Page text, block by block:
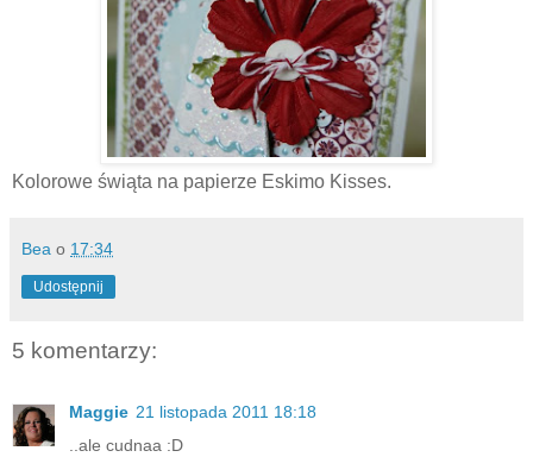
Kolorowe świąta na papierze Eskimo Kisses.
Bea o 17:34
Udostępnij
5 komentarzy:
Maggie 21 listopada 2011 18:18
..ale cudnaa :D